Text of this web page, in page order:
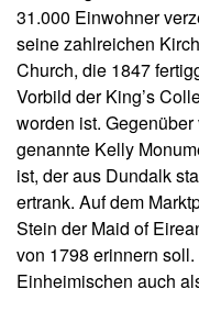
31.000 Einwohner
seine zahlreichen
Church, die 1847
Vorbild der King’s
worden ist.
genannte Kelly
ist, der aus Dundalk
ertrank. Auf dem
Stein der Maid of
von 1798 erinnern
Einheimischen auch